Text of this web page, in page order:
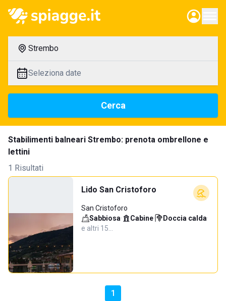
Strembo
Seleziona date
Cerca
Stabilimenti balneari Strembo: prenota ombrellone e
lettini
1 Risultati
Lido San Cristoforo
San Cristoforo
Sabbiosa· Cabine· Doccia calda·
e altri 15…
1